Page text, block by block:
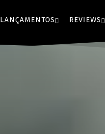
LANÇAMENTOS REVIEWS